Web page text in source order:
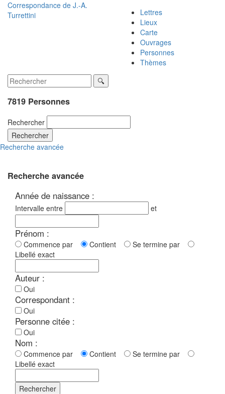
Correspondance de J.-A.
Turrettini
Lettres
Lieux
Carte
Ouvrages
Personnes
Thèmes
7819 Personnes
Rechercher
Rechercher
Recherche avancée
Recherche avancée
Année de naissance :
Intervalle entre et
Prénom :
Commence par Contient
Se termine par
Libellé exact
Auteur :
Oui
Correspondant :
Oui
Personne citée :
Oui
Nom :
Commence par Contient
Se termine par
Libellé exact
Rechercher